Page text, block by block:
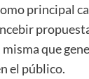
principal
que
el público.